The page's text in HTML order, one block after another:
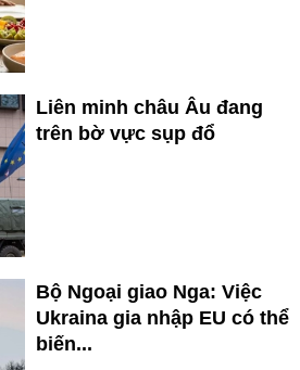
Liên minh châu Âu đang
trên bờ vực sụp đổ
Bộ Ngoại giao Nga: Việc
Ukraina gia nhập EU có thể
biến...